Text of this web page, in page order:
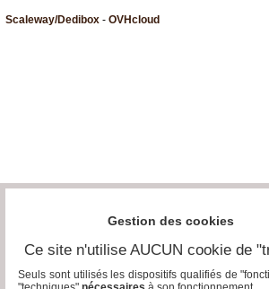
Scaleway/Dedibox - OVHcloud
Gestion des cookies
Ce site n'utilise AUCUN cookie de
Seuls sont utilisés les dispositifs qualifiés de